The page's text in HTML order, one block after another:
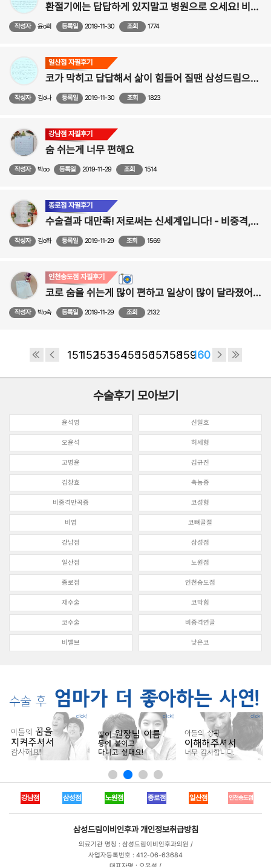
환절기에는 답답하게 있지말고 병원으로 오세요! 비염 비중격 수술후기
작성자 윤o희 등록일 2019-11-30 조회 1774
일산점 자필후기
코가 막히고 답답해서 삶이 힘들어 질땐 삼성드림으로 오세요! 비염,비중격 수술후기
작성자 김o나 등록일 2019-11-30 조회 1823
강남점 자필후기
숨 쉬는게 너무 편해요
작성자 박oo 등록일 2019-11-29 조회 1514
종로점 자필후기
수술결과 대만족! 저로써는 신세계입니다! - 비중격,비염,축농증 수술후기
작성자 김o화 등록일 2019-11-29 조회 1569
인천송도점 자필후기
코로 숨을 쉬는게 많이 편하고 일상이 많이 달라졌어요~ ☆비중격만곡증,비염,코성형☆
작성자 박o숙 등록일 2019-11-29 조회 2132
151152153154155156157158159160
수술후기 모아보기
윤석영 신일호
오윤석 허세형
고병윤 김규진
김창효 축농증
비중격만곡증 코성형
비염 코뼈골절
강남점 삼성점
일산점 노원점
종로점 인천송도점
재수술 코막힘
코수술 비중격연골
비밸브 낮은코
강남점 삼성점 노원점 종로점 일산점 인천송도점
삼성드림이비인후과 개인정보취급방침
의료기관 명칭 : 삼성드림이비인후과의원 /
사업자등록번호 : 412-06-63684